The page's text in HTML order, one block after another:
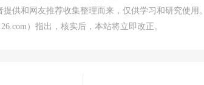
供和网友推荐收集整理而来，仅供学习和研究使用。
）指出，核实后，本站将立即改正。